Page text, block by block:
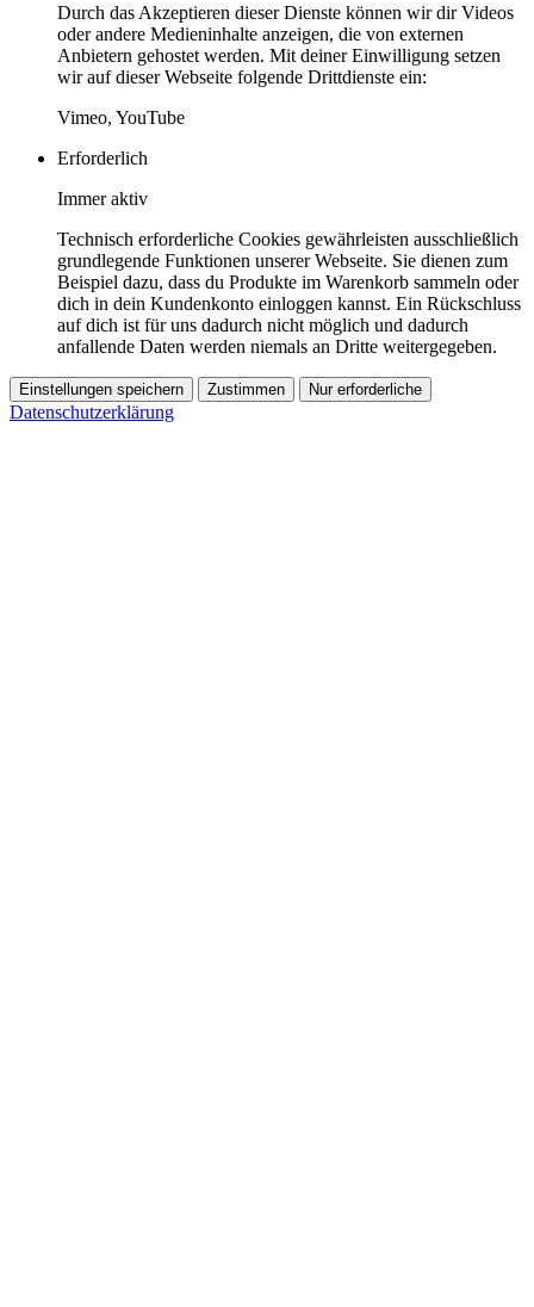
Durch das Akzeptieren dieser Dienste können wir dir Videos
oder andere Medieninhalte anzeigen, die von externen
Anbietern gehostet werden. Mit deiner Einwilligung setzen
wir auf dieser Webseite folgende Drittdienste ein:
Vimeo, YouTube
Erforderlich
Immer aktiv
Technisch erforderliche Cookies gewährleisten ausschließlich
grundlegende Funktionen unserer Webseite. Sie dienen zum
Beispiel dazu, dass du Produkte im Warenkorb sammeln oder
dich in dein Kundenkonto einloggen kannst. Ein Rückschluss
auf dich ist für uns dadurch nicht möglich und dadurch
anfallende Daten werden niemals an Dritte weitergegeben.
Einstellungen speichern Zustimmen Nur erforderliche
Datenschutzerklärung